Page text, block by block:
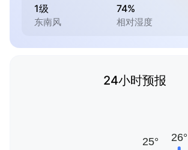
1级
东南风
74%
相对湿度
24小时预报